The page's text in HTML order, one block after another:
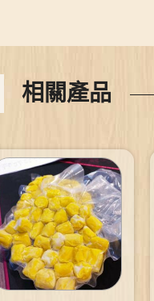
相關產品